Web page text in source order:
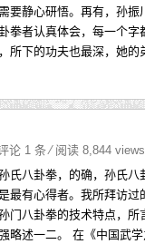
要静心研悟。再有，孙振
拳者认真体会，每一个
所下的功夫也最深，她
论 1 条⁄ 阅读 8,844
氏八卦拳，的确，孙氏
最有心得者。我所拜访
门八卦拳的技术特点，
略述一二。 在《中国武